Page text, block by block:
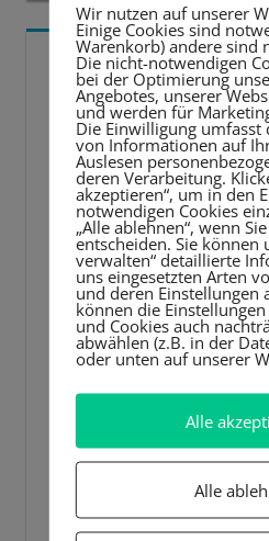
5 BESTE LERNTIPPS
Video-
Player
Wir nutzen auf unserer
Einige Cookies sind
Warenkorb) andere sind
Die nicht-notwendigen
bei der Optimierung
Angebotes, unserer
und werden für
Die Einwilligung umfasst
von Informationen auf
Auslesen
deren Verarbeitung.
akzeptieren“, um in den
notwendigen Cookies
„Alle ablehnen“, wenn
entscheiden. Sie können
verwalten“ detaillierte
uns eingesetzten Arten
und deren Einstellungen
können die
und Cookies auch
abwählen (z.B. in der
oder unten auf unserer
Alle
Alle